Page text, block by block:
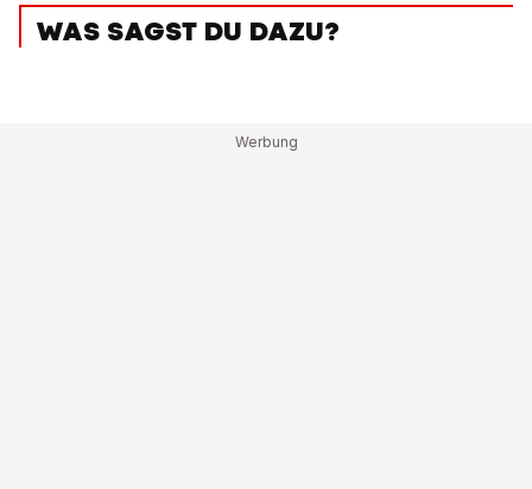
WAS SAGST DU DAZU?